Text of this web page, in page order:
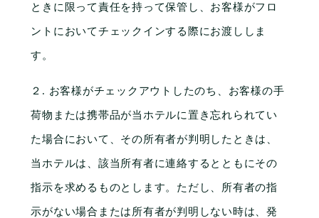
ときに限って責任を持って保管し、お客様がフロ
ントにおいてチェックインする際にお渡ししま
す。
２. お客様がチェックアウトしたのち、お客様の手
荷物または携帯品が当ホテルに置き忘れられてい
た場合において、その所有者が判明したときは、
当ホテルは、該当所有者に連絡するとともにその
指示を求めるものとします。ただし、所有者の指
示がない場合または所有者が判明しない時は、発